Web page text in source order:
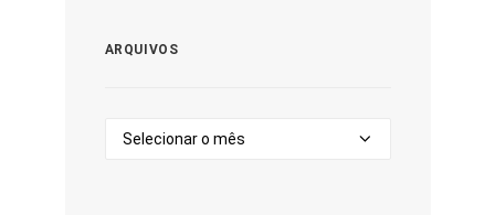
ARQUIVOS
Arquivos